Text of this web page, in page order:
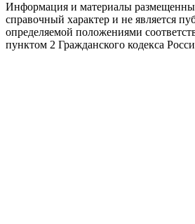
Информация и материалы
справочный характер и не является
определяемой положениями
пунктом 2 Гражданского кодекса